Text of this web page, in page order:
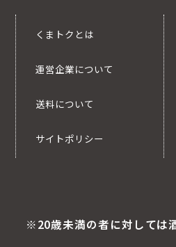
くまトクとは
運営企業について
送料について
サイトポリシー
※20歳未満の者に対しては